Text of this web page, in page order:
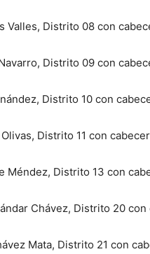
Valles, Distrito 08 con
Distrito 09 con
Distrito 10 con
Distrito 11 con
Méndez, Distrito 13 con
Chávez, Distrito 20
Mata, Distrito 21 con